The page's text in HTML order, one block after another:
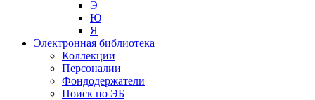
Э
Ю
Я
Электронная библиотека
Коллекции
Персоналии
Фондодержатели
Поиск по ЭБ